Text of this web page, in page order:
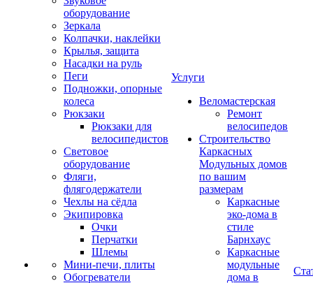
оборудование
Зеркала
Колпачки, наклейки
Крылья, защита
Насадки на руль
Пеги
Подножки, опорные
колеса
Рюкзаки
Рюкзаки для
велосипедистов
Световое
оборудование
Фляги,
флягодержатели
Чехлы на сёдла
Экипировка
Очки
Перчатки
Шлемы
Мини-печи, плиты
Обогреватели
Услуги
Веломастерская
Ремонт
велосипедов
Строительство
Каркасных
Модульных домов
по вашим
размерам
Каркасные
эко-дома в
стиле
Барнхаус
Каркасные
модульные
дома в